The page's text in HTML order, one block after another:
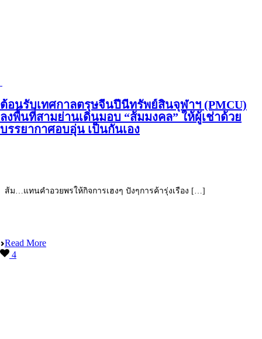
ต้อนรับเทศกาลตรุษจีนปีนี้ทรัพย์สินจุฬาฯ (PMCU)
ลงพื้นที่สามย่านเดินมอบ “ส้มมงคล” ให้ผู้เช่าด้วย
บรรยากาศอบอุ่น เป็นกันเอง
ส้ม…แทนคำอวยพรให้กิจการเฮงๆ ปังๆการค้ารุ่งเรือง […]
Read More
4